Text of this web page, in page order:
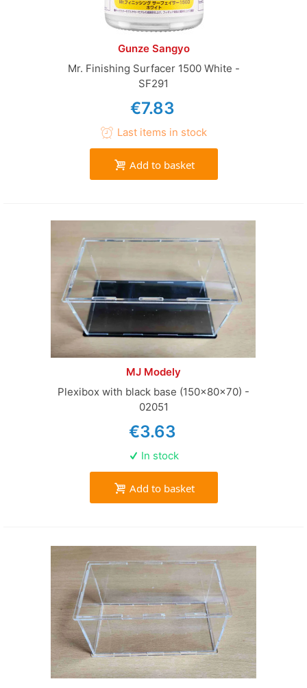
Gunze Sangyo
Mr. Finishing Surfacer 1500 White -
SF291
€7.83
Last items in stock
Add to basket
MJ Modely
Plexibox with black base (150x80x70) -
02051
€3.63
In stock
Add to basket